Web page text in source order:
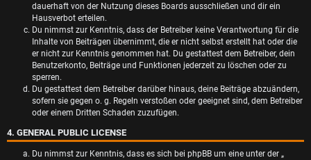
dauerhaft von der Nutzung dieses Boards ausschließen und dir ein
Hausverbot erteilen.
Du nimmst zur Kenntnis, dass der Betreiber keine Verantwortung für die
Inhalte von Beiträgen übernimmt, die er nicht selbst erstellt hat oder die
er nicht zur Kenntnis genommen hat. Du gestattest dem Betreiber, dein
Benutzerkonto, Beiträge und Funktionen jederzeit zu löschen oder zu
sperren.
Du gestattest dem Betreiber darüber hinaus, deine Beiträge abzuändern,
sofern sie gegen o. g. Regeln verstoßen oder geeignet sind, dem Betreiber
oder einem Dritten Schaden zuzufügen.
4. GENERAL PUBLIC LICENSE
Du nimmst zur Kenntnis, dass es sich bei phpBB um eine unter der „